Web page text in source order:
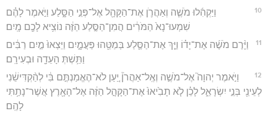
10
וַיַּקְהִ֜לוּ מֹשֶׁ֧ה וְאַהֲרֹ֛ן אֶת־הַקָּהָ֖ל אֶל־פְּנֵ֣י הַסָּ֑לַע וַיֹּ֣אמֶר לָהֶ֗ם
שִׁמְעוּ־נָא֙ הַמֹּרִ֔ים הֲמִן־הַסֶּ֣לַע הַזֶּ֔ה נוֹצִ֥יא לָכֶ֖ם מָֽיִם׃
11
וַיָּ֨רֶם מֹשֶׁ֜ה אֶת־יָד֗וֹ וַיַּ֧ךְ אֶת־הַסֶּ֛לַע בְּמַטֵּ֖הוּ פַּעֲמָ֑יִם וַיֵּצְאוּ֙ מַ֣יִם רַבִּ֔ים
וַתֵּ֥שְׁתְּ הָעֵדָ֖ה וּבְעִירָֽם׃
12
וַיֹּ֣אמֶר יְהוָה֮ אֶל־מֹשֶׁ֣ה וְאֶֽל־אַהֲרֹן֒ יַ֚עַן לֹא־הֶאֱמַנְתֶּ֣ם בִּ֔י לְהַ֨קְדִּישֵׁ֔נִי
לְעֵינֵ֖י בְּנֵ֣י יִשְׂרָאֵ֑ל לָכֵ֗ן לֹ֤א תָבִ֙יאוּ֙ אֶת־הַקָּהָ֣ל הַזֶּ֔ה אֶל־הָאָ֖רֶץ אֲשֶׁר־נָתַ֥תִּי
לָהֶֽם׃